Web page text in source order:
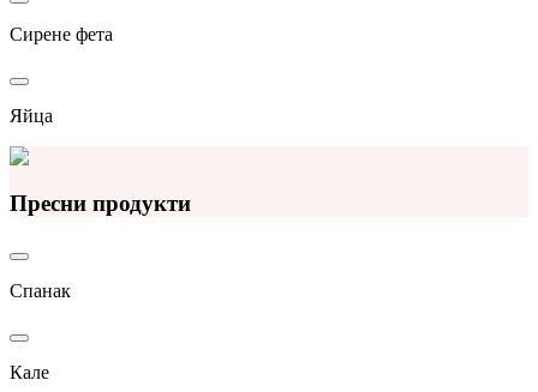
Сирене фета
Яйца
Пресни продукти
Спанак
Кале